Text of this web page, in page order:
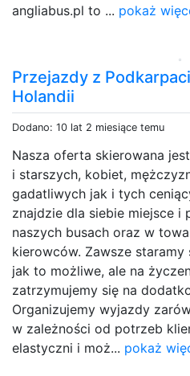
angliabus.pl to ... pokaż
Przejazdy z
Holandii
Dodano: 10 lat 2 miesiące temu
Nasza oferta skierowana
i starszych, kobiet,
gadatliwych jak i tych
znajdzie dla siebie miejsce i
naszych busach oraz w
kierowców. Zawsze
jak to możliwe, ale na
zatrzymujemy się na
Organizujemy wyjazdy
w zależności od potrzeb
elastyczni i moż... pokaż